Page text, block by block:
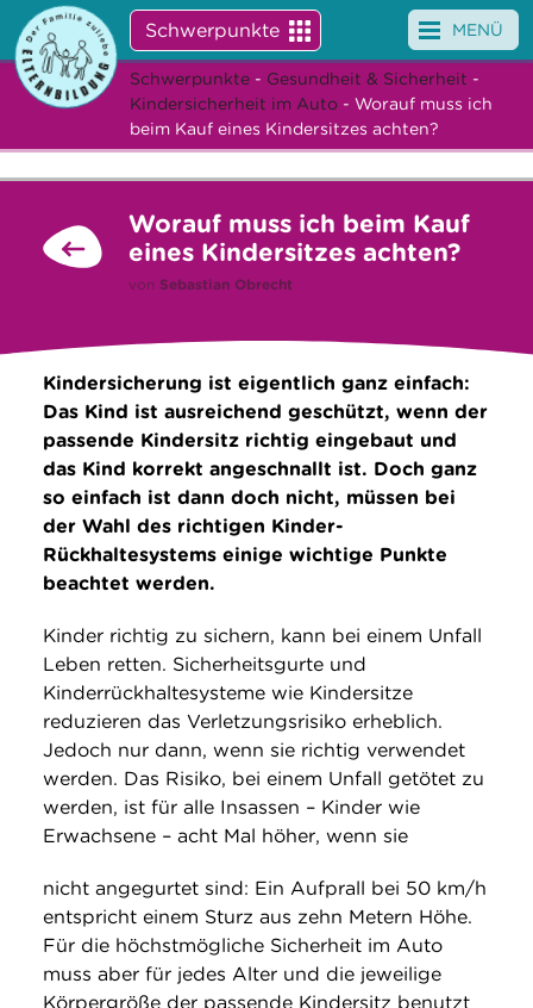
Schwerpunkte
Angebote
Veranstaltungen
Service
Suche
MENÜ
Schwerpunkte - Gesundheit & Sicherheit -
Kindersicherheit im Auto - Worauf muss ich
beim Kauf eines Kindersitzes achten?
Worauf muss ich beim Kauf
eines Kindersitzes achten?
von Sebastian Obrecht
Kindersicherung ist eigentlich ganz einfach:
Das Kind ist ausreichend geschützt, wenn der
passende Kindersitz richtig eingebaut und
das Kind korrekt angeschnallt ist. Doch ganz
so einfach ist dann doch nicht, müssen bei
der Wahl des richtigen Kinder-
Rückhaltesystems einige wichtige Punkte
beachtet werden.
Kinder richtig zu sichern, kann bei einem Unfall
Leben retten. Sicherheitsgurte und
Kinderrückhaltesysteme wie Kindersitze
reduzieren das Verletzungsrisiko erheblich.
Jedoch nur dann, wenn sie richtig verwendet
werden. Das Risiko, bei einem Unfall getötet zu
werden, ist für alle Insassen – Kinder wie
Erwachsene – acht Mal höher, wenn sie
nicht angegurtet sind: Ein Aufprall bei 50 km/h
entspricht einem Sturz aus zehn Metern Höhe.
Für die höchstmögliche Sicherheit im Auto
muss aber für jedes Alter und die jeweilige
Körpergröße der passende Kindersitz benutzt